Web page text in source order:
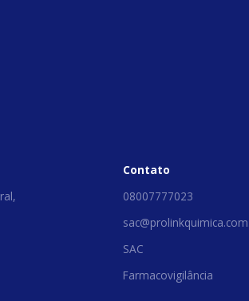
Contato
08007777023
SAC
Farmacovigilância